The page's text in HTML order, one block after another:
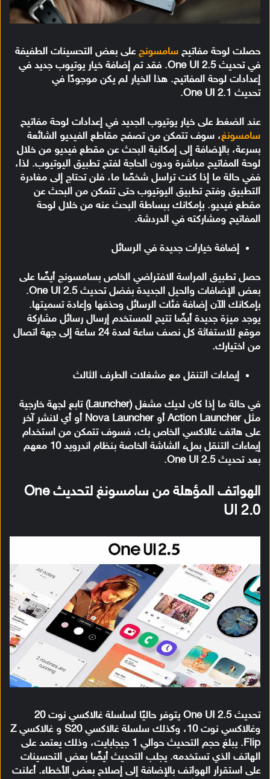
حصلت لوحة مفاتيح سامسونج على بعض التحسينات الطفيفة
في تحديث One UI 2.5. فقد تم إضافة خيار يوتيوب جديد في
إعدادات لوحة المفاتيح. هذا الخيار لم يكن موجودًا في
تحديث One UI 2.1.
عند الضغط على خيار يوتيوب الجديد في إعدادات لوحة مفاتيح
سامسونغ، سوف تتمكن من تصفح مقاطع الفيديو الشائعة
بسرعة، بالإضافة إلى إمكانية البحث عن مقطع فيديو من خلال
لوحة المفاتيح مباشرة ودون الحاجة لفتح تطبيق اليوتيوب. لذا،
ففي حالة ما إذا كنت تراسل شخصًا ما، فلن تحتاج إلى مغادرة
التطبيق وفتح تطبيق اليوتيوب حتى تتمكن من البحث عن
مقطع فيديو. بإمكانك ببساطة البحث عنه من خلال لوحة
المفاتيح ومشاركته في الدردشة.
إضافة خيارات جديدة في الرسائل
حصل تطبيق المراسة الافتراضي الخاص بسامسونج أيضًا على
بعض الإضافات والحيل الجديدة بفضل تحديث One UI 2.5.
بإمكانك الآن إضافة فئات الرسائل وحذفها وإعادة تسميتها.
يوجد ميزة جديدة أيضًا تتيح للمستخدم إرسال رسائل مشاركة
موقع للاستغاثة كل نصف ساعة لمدة 24 ساعة إلى جهة اتصال
من اختيارك.
إيماءات التنقل مع مشغلات الطرف الثالث
في حالة ما إذا كان لديك مشغل (Launcher) تابع لجهة خارجية
مثل Action Launcher أو Nova Launcher أو أي لانشر آخر
على هاتف غالاكسي الخاص بك، فسوف تتمكن من استخدام
إيماءات التنقل بملء الشاشة الخاصة بنظام اندرويد 10 معهم
بعد تحديث One UI 2.5.
الهواتف المؤهلة من سامسونغ لتحديث One
UI 2.0
تحديث One UI 2.5 يتوفر حاليًا لسلسلة غالاكسي نوت 20
وغالاكسي نوت 10، وكذلك سلسلة غالاكسي S20 و غالاكسي Z
Flip. يبلغ حجم التحديث حوالي 1 جيجابايت، وذلك يعتمد على
الهاتف الذي تستخدمه. يجلب التحديث أيضًا بعض التحسينات
على استقرار الهواتف بالإضافة إلى إصلاح بعض الأخطاء. أعلنت